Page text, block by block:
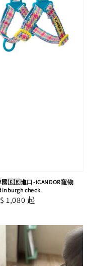
國🇰🇷進口-iCANDOR寵物
check
1,080 起